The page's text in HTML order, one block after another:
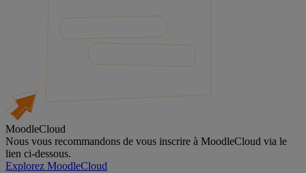
MoodleCloud
Nous vous recommandons de vous inscrire à MoodleCloud via le
lien ci-dessous.
Explorez MoodleCloud